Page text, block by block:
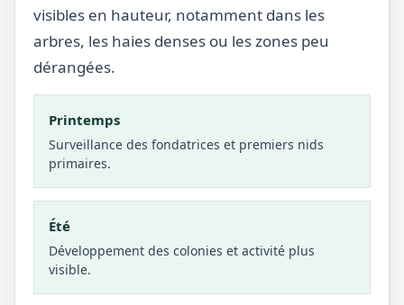
visibles en hauteur, notamment dans les
arbres, les haies denses ou les zones peu
dérangées.
Printemps
Surveillance des fondatrices et premiers nids
primaires.
Été
Développement des colonies et activité plus
visible.